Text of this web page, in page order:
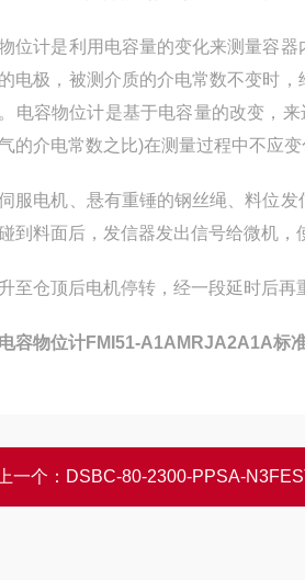
位计是利用电容量的变化来测量容
电极，被测介质的介电常数不变时
电容物位计是基于电容量的改变，
的介电常数之比)在测量过程中不应变
服电机、悬有重锤的钢丝绳、料位
到料面后，发信器发出信号给微机，
至仓顶后电机停转，经一段延时后再
容物位计FMI51-A1AMRJA2A1A标
一个： DSBC-80-2300-PPSA-N3FESTO费斯